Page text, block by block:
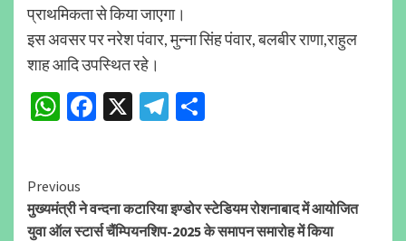
प्राथमिकता से किया जाएगा।
इस अवसर पर नरेश पंवार, मुन्ना सिंह पंवार, बलबीर राणा,राहुल
शाह आदि उपस्थित रहे।
WhatsApp
Facebook
X Telegram
Continue
Reading
Previous
मुख्यमंत्री ने वन्दना कटारिया इण्डोर स्टेडियम रोशनाबाद में आयोजित
युवा ऑल स्टार्स चैंम्पियनशिप-2025 के समापन समारोह में किया